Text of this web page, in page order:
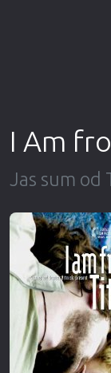
I Am
Jas sum od